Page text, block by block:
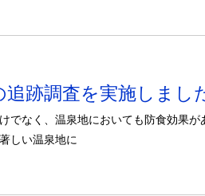
跡調査を実施しまし
でなく、温泉地においても防食効果
しい温泉地に